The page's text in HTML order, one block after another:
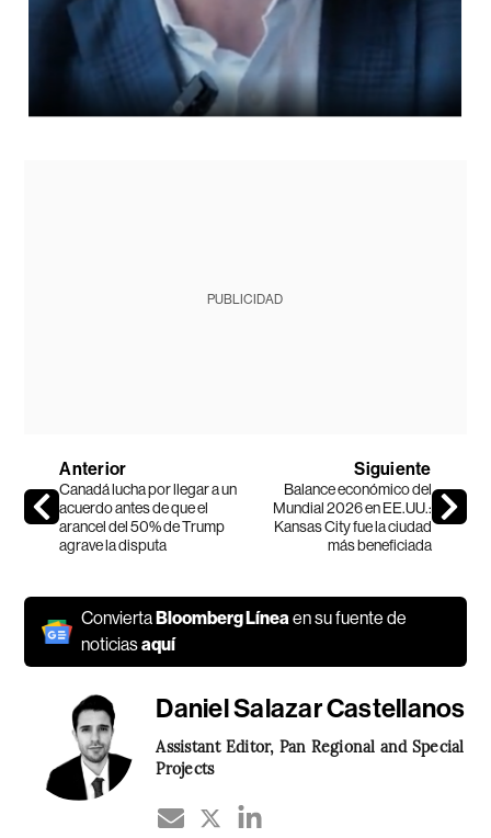
PUBLICIDAD
Anterior
Canadá lucha por llegar a un
acuerdo antes de que el
arancel del 50% de Trump
agrave la disputa
Siguiente
Balance económico del
Mundial 2026 en EE.UU.:
Kansas City fue la ciudad
más beneficiada
ConviertaBloomberg Líneaen su fuente de
noticiasaquí
Daniel Salazar Castellanos
Assistant Editor, Pan Regional and Special
Projects